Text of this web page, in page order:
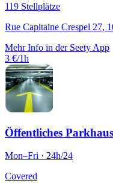
119 Stellplätze
Rue Capitaine Crespel 27,
Mehr Info in der Seety App
3 €/1h
Öffentliches
Mon–Fri · 24h/24
Covered